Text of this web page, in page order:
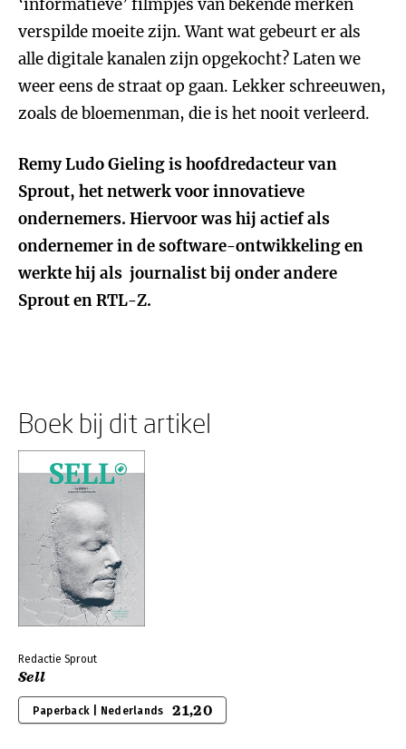
‘informatieve’ filmpjes van bekende merken
verspilde moeite zijn. Want wat gebeurt er als
alle digitale kanalen zijn opgekocht? Laten we
weer eens de straat op gaan. Lekker schreeuwen,
zoals de bloemenman, die is het nooit verleerd.
Remy Ludo Gieling is hoofdredacteur van
Sprout, het netwerk voor innovatieve
ondernemers. Hiervoor was hij actief als
ondernemer in de software-ontwikkeling en
werkte hij als journalist bij onder andere
Sprout en RTL-Z.
Boek bij dit artikel
Redactie Sprout
Sell
Paperback | Nederlands 21,20